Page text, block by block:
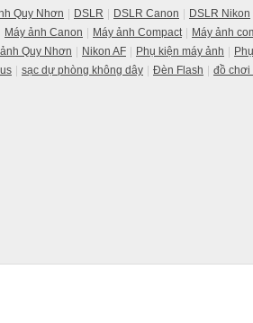
Quy Nhơn DSLR DSLR Canon DSLR Nikon
Máy ảnh Canon Máy ảnh Compact Máy ảnh
Quy Nhơn Nikon AF Phụ kiện máy ảnh
sạc dự phòng không dây Đèn Flash đồ chơi